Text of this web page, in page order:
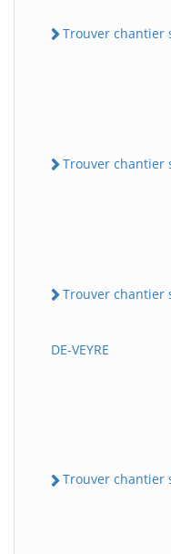
Trouver chantier
Trouver chantier
Trouver chantier
DE-VEYRE
Trouver chantier